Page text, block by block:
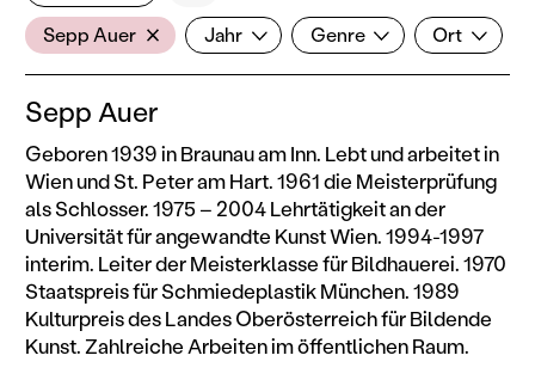
AkteurIn
Sepp Auer JahrJahr Genre
Genre OrtOrt
Sepp Auer
Geboren 1939 in Braunau am Inn. Lebt und arbeitet in
Wien und St. Peter am Hart. 1961 die Meisterprüfung
als Schlosser. 1975 – 2004 Lehrtätigkeit an der
Universität für angewandte Kunst Wien. 1994-1997
interim. Leiter der Meisterklasse für Bildhauerei. 1970
Staatspreis für Schmiedeplastik München. 1989
Kulturpreis des Landes Oberösterreich für Bildende
Kunst. Zahlreiche Arbeiten im öffentlichen Raum.